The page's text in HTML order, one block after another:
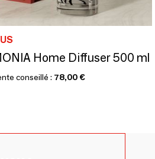
Home Diffuser 500 ml
conseillé : 78,00 €